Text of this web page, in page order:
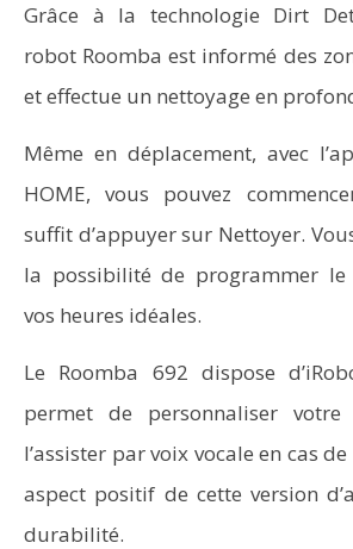
Grâce à la technologie Dirt
robot Roomba est informé des
et effectue un nettoyage en
Même en déplacement, avec
HOME, vous pouvez
suffit d’appuyer sur Nettoyer.
la possibilité de programmer le
vos heures idéales.
Le Roomba 692 dispose
permet de personnaliser
l’assister par voix vocale en cas
aspect positif de cette version
durabilité.